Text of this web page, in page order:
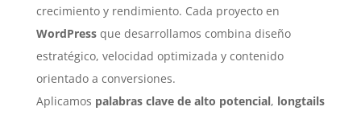
crecimiento y rendimiento. Cada proyecto en
WordPressque desarrollamos combina diseño
estratégico, velocidad optimizada y contenido
orientado a conversiones.
Aplicamos palabras clave de alto potencial, longtails